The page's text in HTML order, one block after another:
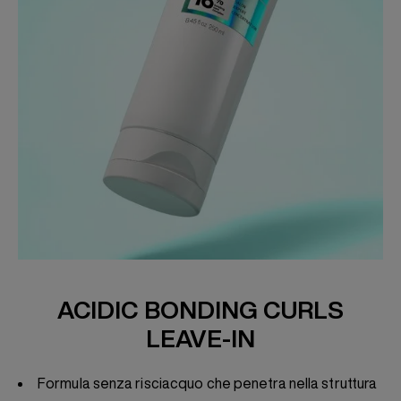
ACIDIC BONDING CURLS
LEAVE-IN
Formula senza risciacquo che penetra nella struttura